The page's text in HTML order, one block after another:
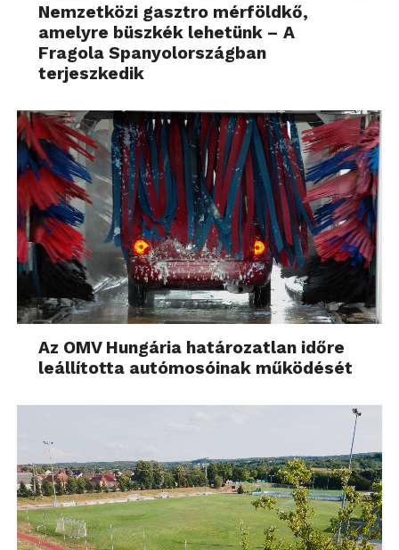
Milyen az Apple Watch mint fitnesz eszköz?
Az Apple kétség kívül büszke arra, hogy az Apple
Watch képes monitorozni a mozgásunkat, így akár
tényleg pofon egyszerű, elég néhány lépés, hogy
elindítsunk egy ezdésprogramot (legyen szó
futásról, evezésről vagy épp sétáról) majd indulhat is
a menet. Meghatározhatunk célt is, ha pedig ezt
elértük, akkor az óra jelzi, hogy sikerült, megvan a
napi mozgásunk.
Nemcsak konkrét sportolásra, de általános
szekálásra is jó az óra. Én alapvetően ülőmunkát
Nemzetközi gasztro mérföldkő,
amelyre büszkék lehetünk – A
Fragola Spanyolországban
terjeszkedik
Az OMV Hungária határozatlan időre
leállította autómosóinak működését